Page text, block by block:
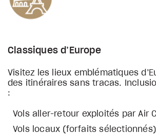
Classiques d’Europe
Visitez les lieux emblématiques
des itinéraires sans tracas.
:
Vols aller-retour exploités par Air
Vols locaux (forfaits sélectionnés)